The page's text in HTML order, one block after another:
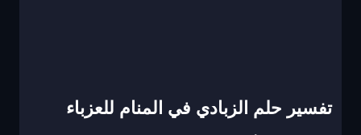
تفسير حلم الزبادي في المنام للعزباء